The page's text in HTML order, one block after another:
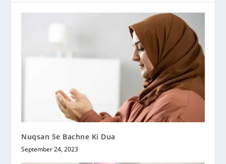
Nuqsan Se Bachne Ki Dua
September 24, 2023